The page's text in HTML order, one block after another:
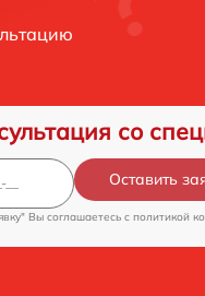
со
Оставить
Вы соглашаетесь c политикой